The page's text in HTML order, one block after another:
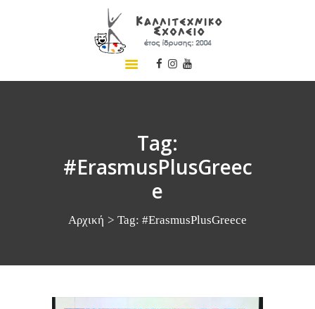
Tag:
#ErasmusPlusGreec
e
Αρχική Tag: #ErasmusPlusGreece
ΠΡΟΓΡΑΜΜΑΤΑ
ΔΡΑΣΕΙΣ
ΜΕΤΑΚΙΝΗΣΕΙΣ
ΕΠΙΚΟΙΝΩΝΙΑ